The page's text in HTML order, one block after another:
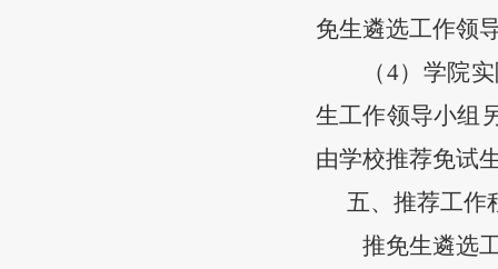
免生遴选工作领
（4）学院
生工作领导小组
由学校推荐免试
五、 推荐工作
推免生遴选